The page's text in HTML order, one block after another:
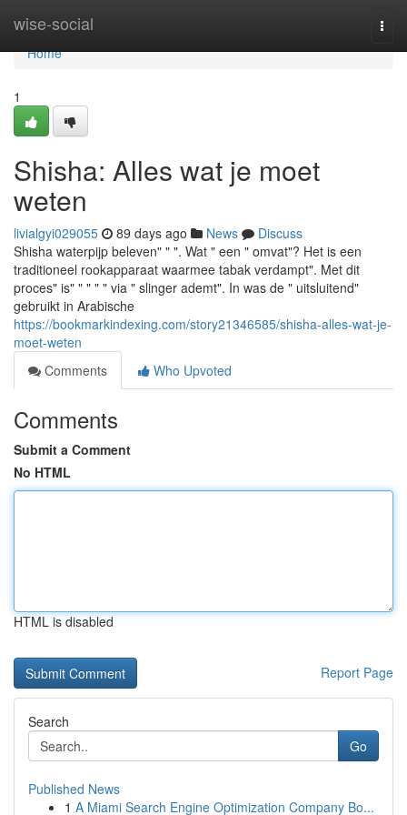
wise-social
Home
Home
1
Shisha: Alles wat je moet
weten
livialgyi029055 89 days ago News
Discuss
Shisha waterpijp beleven" " ". Wat " een " omvat"? Het is een
traditioneel rookapparaat waarmee tabak verdampt". Met dit
proces" is" " " " " via " slinger ademt". In was de " uitsluitend"
gebruikt in Arabische
https://bookmarkindexing.com/story21346585/shisha-alles-wat-je-
moet-weten
Comments
Who Upvoted
Comments
Submit a Comment
No HTML
HTML is disabled
Report Page
Search
Go
Published News
1 A Miami Search Engine Optimization Company Bo...